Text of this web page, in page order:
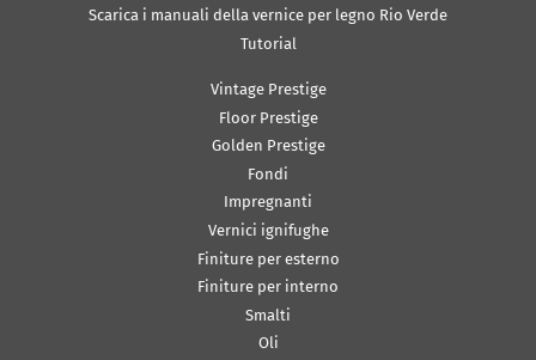
Scarica i manuali della vernice per legno Rio Verde
Tutorial
Vintage Prestige
Floor Prestige
Golden Prestige
Fondi
Impregnanti
Vernici ignifughe
Finiture per esterno
Finiture per interno
Smalti
Oli